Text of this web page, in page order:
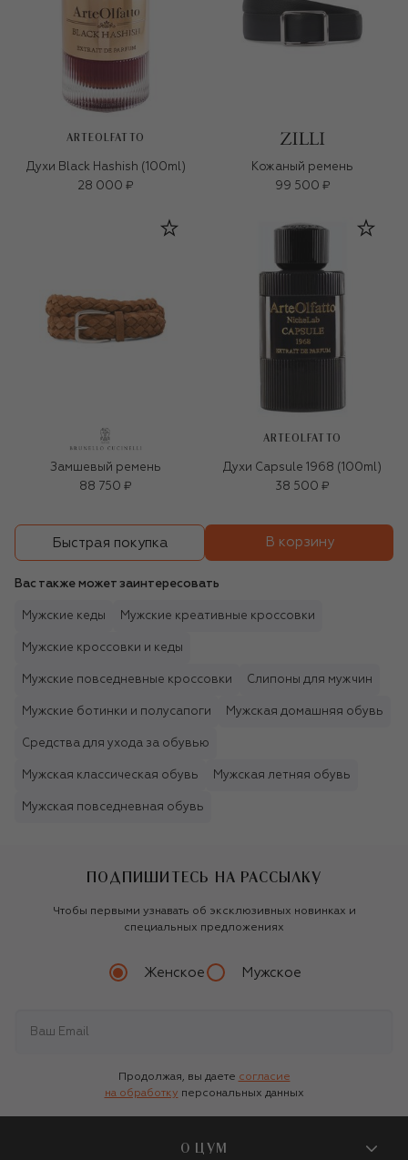
ARTEOLFATTO
Духи Black Hashish (100ml)
28 000 ₽
Кожаный ремень
99 500 ₽
Замшевый ремень
88 750 ₽
ARTEOLFATTO
Духи Capsule 1968 (100ml)
38 500 ₽
Быстрая покупка В корзину
Вас также может заинтересовать
Мужские кеды Мужские креативные кроссовки
Мужские кроссовки и кеды
Мужские повседневные кроссовки Слипоны для мужчин
Мужские ботинки и полусапоги Мужская домашняя обувь
Средства для ухода за обувью
Мужская классическая обувь Мужская летняя обувь
Мужская повседневная обувь
ПОДПИШИТЕСЬ НА РАССЫЛКУ
Чтобы первыми узнавать об эксклюзивных новинках и
специальных предложениях
Женское Мужское
Продолжая, вы даете согласие
на обработку персональных данных
О ЦУМ